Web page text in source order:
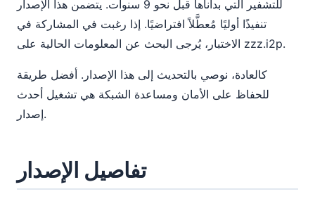
للتشفير التي بدأناها قبل نحو 9 سنوات. يتضمن هذا الإصدار
تنفيذًا أوليًا مُعطَّلاً افتراضيًا. إذا رغبت في المشاركة في
الاختبار، يُرجى البحث عن المعلومات الحالية على zzz.i2p.
كالعادة، نوصي بالتحديث إلى هذا الإصدار. أفضل طريقة
للحفاظ على الأمان ومساعدة الشبكة هي تشغيل أحدث
إصدار.
تفاصيل الإصدار